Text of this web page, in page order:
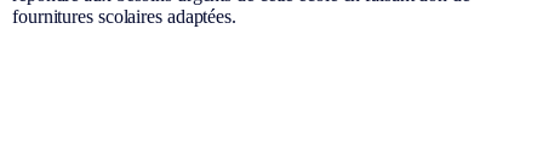
fournitures scolaires adaptées.